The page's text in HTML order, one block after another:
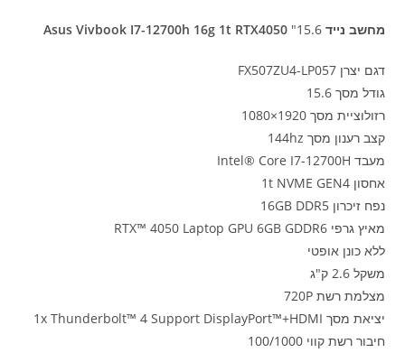
מחשב נייד Asus Vivbook I7-12700h 16g 1t RTX4050"15.6
דגם יצרן FX507ZU4-LP057
גודל מסך 15.6
רזולוציית מסך 1920×1080
קצב רענון מסך 144hz
מעבד Intel® Core I7-12700H
אחסון 1t NVME GEN4
נפח זיכרון 16GB DDR5
מאיץ גרפי RTX™ 4050 Laptop GPU 6GB GDDR6
ללא כונן אופטי
משקל 2.6 ק"ג
מצלמת רשת 720P
יציאת מסך 1x Thunderbolt™ 4 Support DisplayPort™+HDMI
חיבור רשת קווי 100/1000